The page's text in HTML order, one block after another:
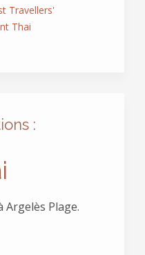
:
Argelès Plage.